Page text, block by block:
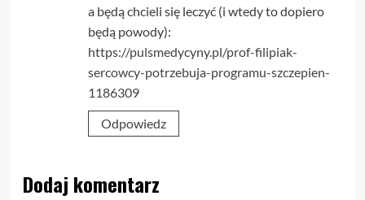
a będą chcieli się leczyć (i wtedy to dopiero
będą powody):
https://pulsmedycyny.pl/prof-filipiak-
sercowcy-potrzebuja-programu-szczepien-
1186309
Odpowiedz
Dodaj komentarz